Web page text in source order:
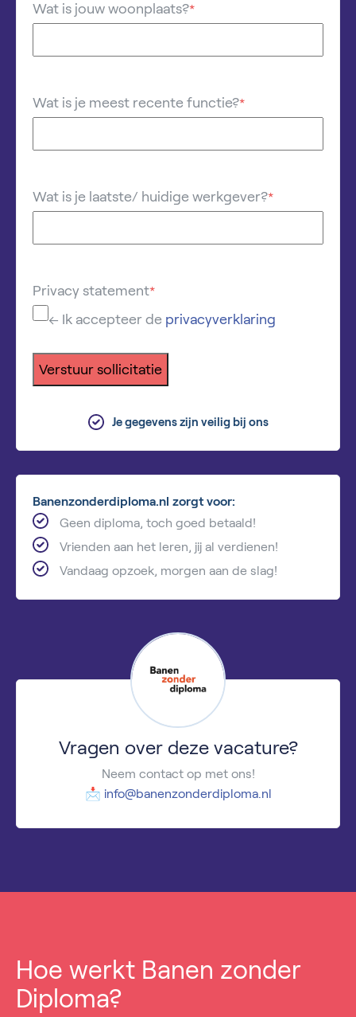
Wat is jouw woonplaats?*
Wat is je meest recente functie?*
Wat is je laatste/ huidige werkgever?*
Privacy statement*
← Ik accepteer de privacyverklaring
Verstuur sollicitatie
Je gegevens zijn veilig bij ons
Banenzonderdiploma.nl zorgt voor:
Geen diploma, toch goed betaald!
Vrienden aan het leren, jij al verdienen!
Vandaag opzoek, morgen aan de slag!
Vragen over deze vacature?
Neem contact op met ons!
📩 info@banenzonderdiploma.nl
Hoe werkt Banen zonder
Diploma?